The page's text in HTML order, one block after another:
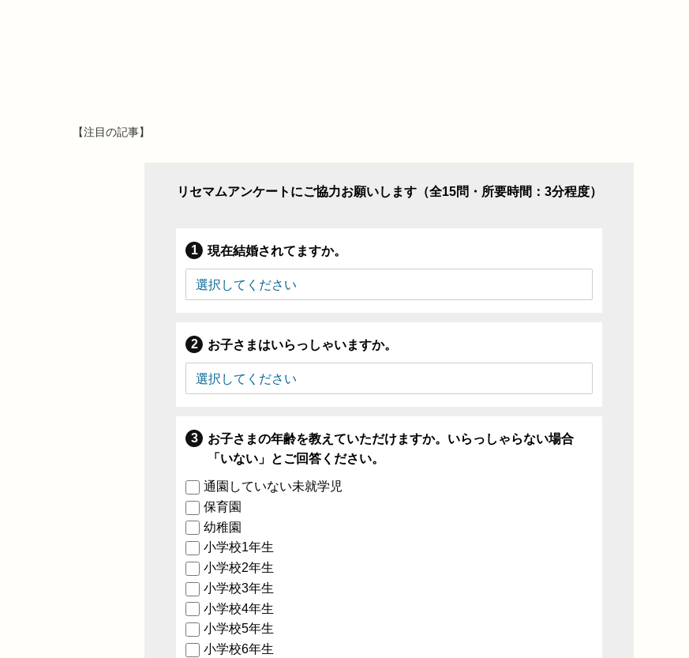
【注目の記事】
リセマムアンケートにご協力お願いします（全15問・所要時間：3分程度）
現在結婚されてますか。
お子さまはいらっしゃいますか。
お子さまの年齢を教えていただけますか。いらっしゃらない場合
「いない」とご回答ください。
通園していない未就学児
保育園
幼稚園
小学校1年生
小学校2年生
小学校3年生
小学校4年生
小学校5年生
小学校6年生